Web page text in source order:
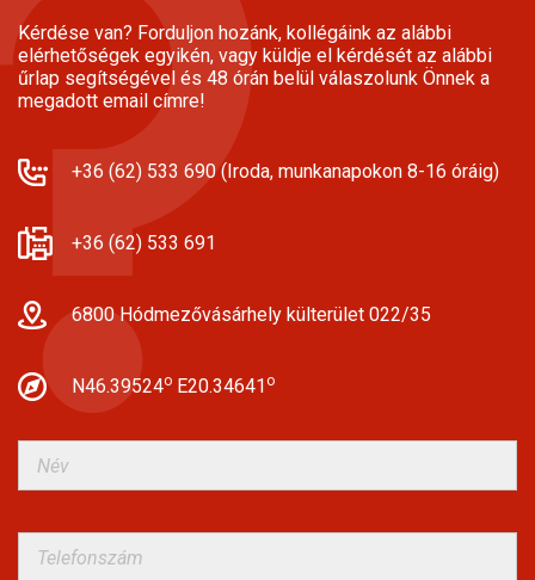
Kérdése van? Forduljon hozánk, kollégáink az alábbi
elérhetőségek egyikén, vagy küldje el kérdését az alábbi
űrlap segítségével és 48 órán belül válaszolunk Önnek a
megadott email címre!
+36 (62) 533 690 (Iroda, munkanapokon 8-16 óráig)
+36 (62) 533 691
6800 Hódmezővásárhely külterület 022/35
N46.39524o E20.34641 o